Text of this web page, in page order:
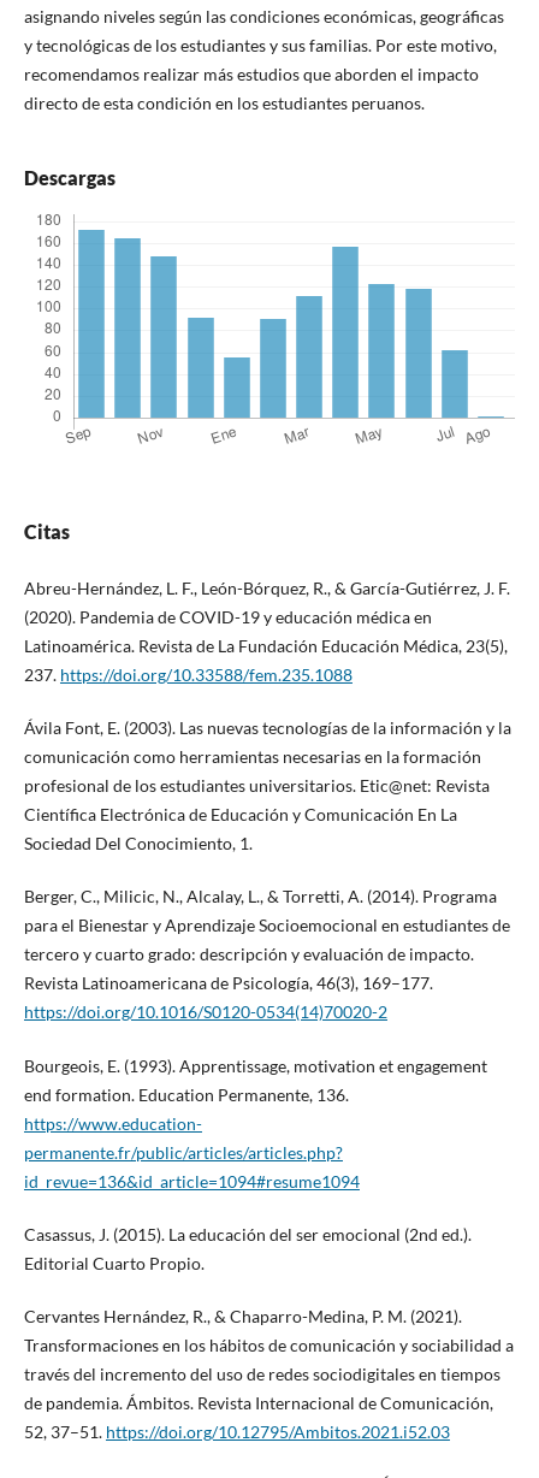
asignando niveles según las condiciones económicas, geográficas
y tecnológicas de los estudiantes y sus familias. Por este motivo,
recomendamos realizar más estudios que aborden el impacto
directo de esta condición en los estudiantes peruanos.
Descargas
Citas
Abreu-Hernández, L. F., León-Bórquez, R., & García-Gutiérrez, J. F.
(2020). Pandemia de COVID-19 y educación médica en
Latinoamérica. Revista de La Fundación Educación Médica, 23(5),
237. https://doi.org/10.33588/fem.235.1088
Ávila Font, E. (2003). Las nuevas tecnologías de la información y la
comunicación como herramientas necesarias en la formación
profesional de los estudiantes universitarios. Etic@net: Revista
Científica Electrónica de Educación y Comunicación En La
Sociedad Del Conocimiento, 1.
Berger, C., Milicic, N., Alcalay, L., & Torretti, A. (2014). Programa
para el Bienestar y Aprendizaje Socioemocional en estudiantes de
tercero y cuarto grado: descripción y evaluación de impacto.
Revista Latinoamericana de Psicología, 46(3), 169–177.
https://doi.org/10.1016/S0120-0534(14)70020-2
Bourgeois, E. (1993). Apprentissage, motivation et engagement
end formation. Education Permanente, 136.
https://www.education-
permanente.fr/public/articles/articles.php?
id_revue=136&id_article=1094#resume1094
Casassus, J. (2015). La educación del ser emocional (2nd ed.).
Editorial Cuarto Propio.
Cervantes Hernández, R., & Chaparro-Medina, P. M. (2021).
Transformaciones en los hábitos de comunicación y sociabilidad a
través del incremento del uso de redes sociodigitales en tiempos
de pandemia. Ámbitos. Revista Internacional de Comunicación,
52, 37–51. https://doi.org/10.12795/Ambitos.2021.i52.03